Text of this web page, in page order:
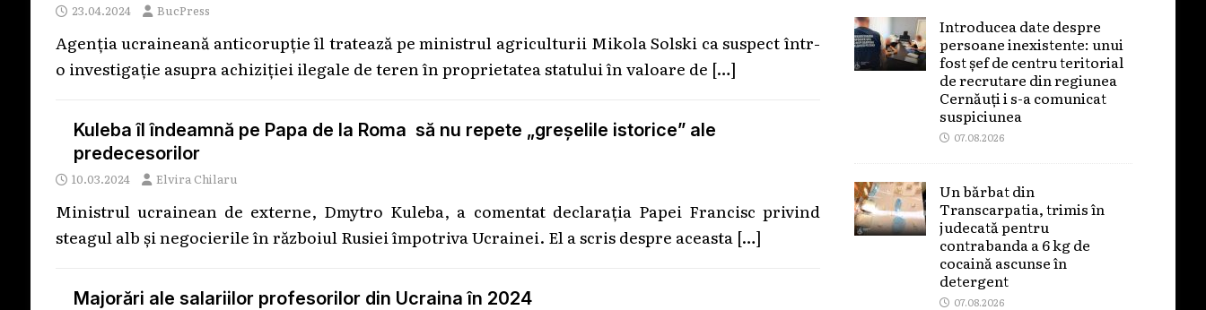
23.04.2024 BucPress
Agenţia ucraineană anticorupţie îl tratează pe ministrul agriculturii Mikola Solski ca suspect într-
o investigaţie asupra achiziţiei ilegale de teren în proprietatea statului în valoare de […]
Kuleba îl îndeamnă pe Papa de la Roma să nu repete „greșelile istorice” ale
predecesorilor
10.03.2024 Elvira Chilaru
Ministrul ucrainean de externe, Dmytro Kuleba, a comentat declarația Papei Francisc privind
steagul alb și negocierile în războiul Rusiei împotriva Ucrainei. El a scris despre aceasta […]
Majorări ale salariilor profesorilor din Ucraina în 2024
Introducea date despre
persoane inexistente: unui
fost șef de centru teritorial
de recrutare din regiunea
Cernăuți i s-a comunicat
suspiciunea
07.08.2026
Un bărbat din
Transcarpatia, trimis în
judecată pentru
contrabanda a 6 kg de
cocaină ascunse în
detergent
07.08.2026